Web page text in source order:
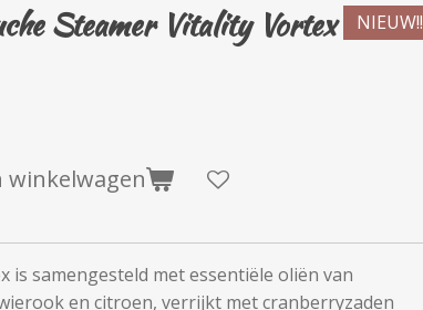
Steamer Vitality Vortex NIEUW!!
winkelwagen
is samengesteld met essentiële oliën van
en citroen, verrijkt met cranberryzaden